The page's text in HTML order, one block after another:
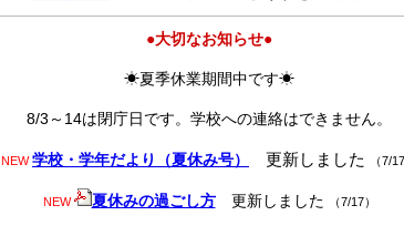
●大切なお知らせ●
☀夏季休業期間中です☀
8/3～14は閉庁日です。学校への連絡はできません。
NEW学校・学年だより（夏休み号） 更新しました （7/17
NEW 夏休みの過ごし方更新しました （7/17）